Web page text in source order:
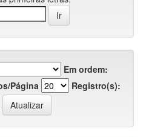
Em ordem:
Página
Registro(s):